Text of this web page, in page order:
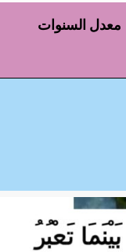
معدل السنوات